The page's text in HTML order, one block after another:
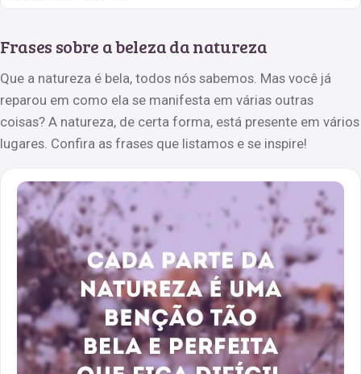
Frases sobre a beleza da natureza
Que a natureza é bela, todos nós sabemos. Mas você já
reparou em como ela se manifesta em várias outras
coisas? A natureza, de certa forma, está presente em vários
lugares. Confira as frases que listamos e se inspire!